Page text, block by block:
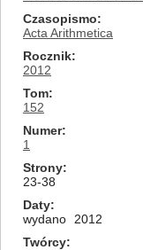
Czasopismo
Acta Arithmetica
Rocznik
2012
Tom
152
Numer
1
Strony
23-38
Daty
wydano
2012
Twórcy